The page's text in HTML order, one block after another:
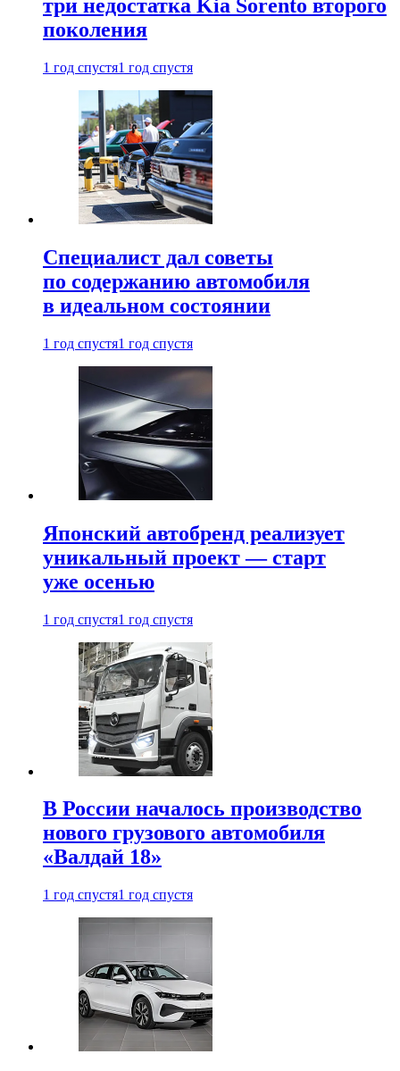
три недостатка Kia Sorento второго
поколения
1 год спустя1 год спустя
Специалист дал советы
по содержанию автомобиля
в идеальном состоянии
1 год спустя1 год спустя
Японский автобренд реализует
уникальный проект — старт
уже осенью
1 год спустя1 год спустя
В России началось производство
нового грузового автомобиля
«Валдай 18»
1 год спустя1 год спустя